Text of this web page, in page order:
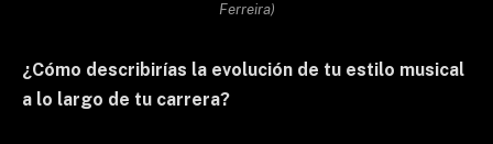
Ferreira)
¿Cómo describirías la evolución de tu estilo musical
a lo largo de tu carrera?